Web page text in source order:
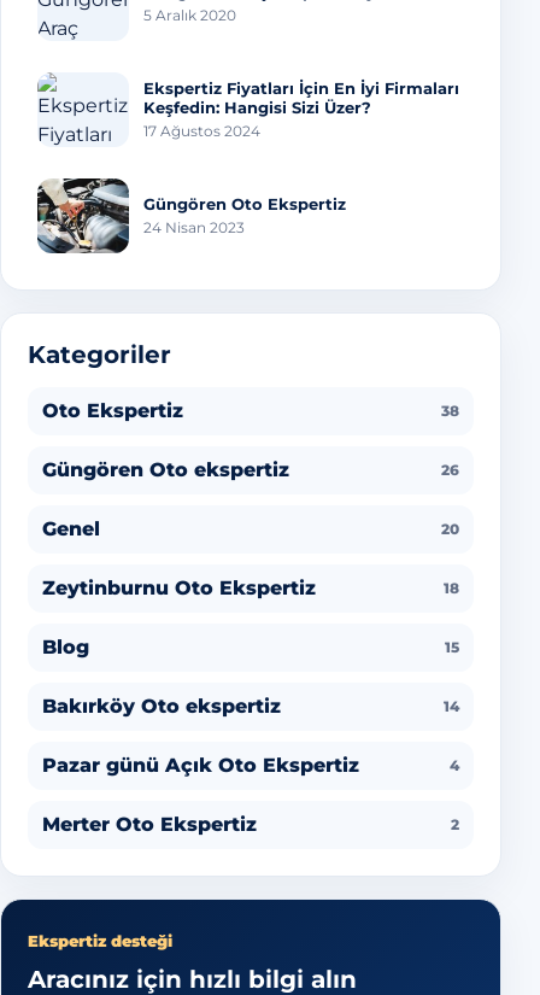
5 Aralık 2020
Ekspertiz Fiyatları İçin En İyi Firmaları
Keşfedin: Hangisi Sizi Üzer?
17 Ağustos 2024
Güngören Oto Ekspertiz
24 Nisan 2023
Kategoriler
Oto Ekspertiz 38
Güngören Oto ekspertiz 26
Genel 20
Zeytinburnu Oto Ekspertiz 18
Blog 15
Bakırköy Oto ekspertiz 14
Pazar günü Açık Oto Ekspertiz 4
Merter Oto Ekspertiz 2
Ekspertiz desteği
Aracınız için hızlı bilgi alın